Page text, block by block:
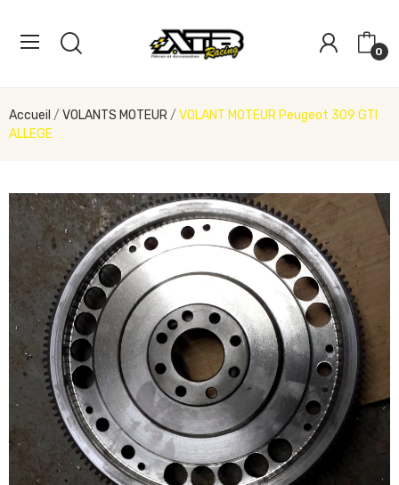
0
Accueil VOLANTS MOTEUR
VOLANT MOTEUR Peugeot 309 GTI
ALLEGE